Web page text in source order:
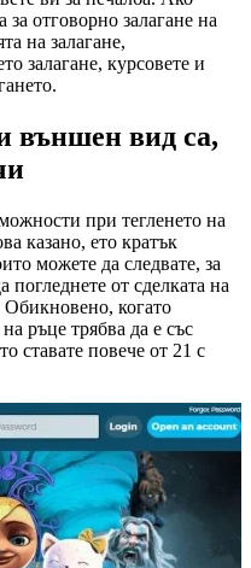
за отговорно залагане на
на залагане,
залагане, курсовете и
външен вид са,
при тегленето на
казано, ето кратък
можете да следвате, за
погледнете от сделката на
Обикновено, когато
ръце трябва да е със
ставате повече от 21 с